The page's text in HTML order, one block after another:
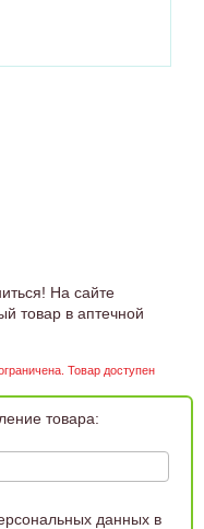
На сайте
товар в аптечной
Товар доступен
товара:
данных в